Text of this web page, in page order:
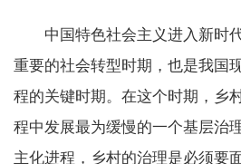
中国特色社会主义进入新时
重要的社会转型时期，也是我国
程的关键时期。在这个时期，乡
程中发展最为缓慢的一个基层治
主化进程，乡村的治理是必须要